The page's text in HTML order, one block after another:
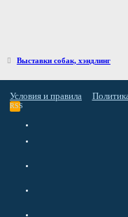
Выставки собак, хэндлинг
Условия и правила
RSS